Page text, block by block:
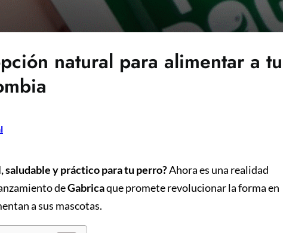
natural para alimentar a tu
saludable y práctico para tu perro?Ahora es una realidad
deGabricaque promete revolucionar la forma en
a sus mascotas.